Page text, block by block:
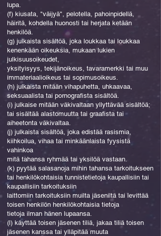
lupa.
(f) kiusata, "väijyä", pelotella, pahoinpidellä,
häiritä, kohdella huonosti tai herjata ketään
henkilöä.
(g) julkaista sisältöä, joka loukkaa tai loukkaa
kenenkään oikeuksia, mukaan lukien
julkisuusoikeudet,
yksityisyys, tekijänoikeus, tavaramerkki tai muu
immateriaalioikeus tai sopimusoikeus.
(h) julkaista mitään vihapuhetta, uhkaavaa,
seksuaalista tai pornografista sisältöä.
(i) julkaise mitään väkivaltaan yllyttävää sisältöä;
tai sisältää alastomuutta tai graafista tai
aiheetonta väkivaltaa.
(j) julkaista sisältöä, joka edistää rasismia,
kiihkoilua, vihaa tai minkäänlaista fyysistä
vahinkoa
mitä tahansa ryhmää tai yksilöä vastaan.
(k) pyytää salasanoja mihin tahansa tarkoitukseen
tai henkilökohtaisia tunnistetietoja kaupallisiin tai
kaupallisiin tarkoituksiin
laittomiin tarkoituksiin muilta jäseniltä tai levittää
toisen henkilön henkilökohtaisia tietoja
tietoja ilman hänen lupaansa.
(l) käyttää toisen jäsenen tiliä, jakaa tiliä toisen
jäsenen kanssa tai ylläpitää muuta